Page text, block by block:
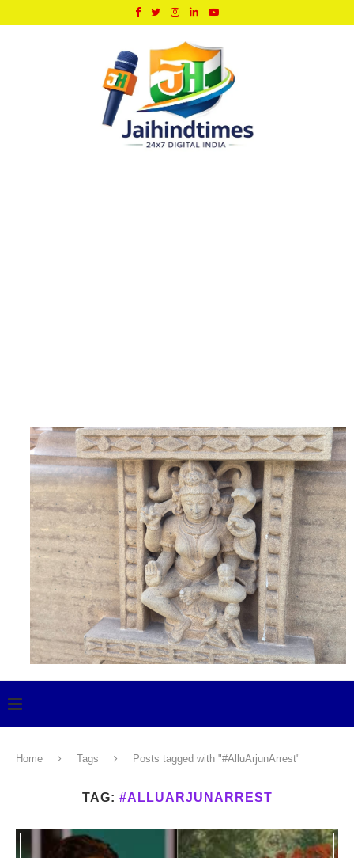
Home Tags Posts tagged with "#AlluArjunArrest"
TAG: #ALLUARJUNARREST